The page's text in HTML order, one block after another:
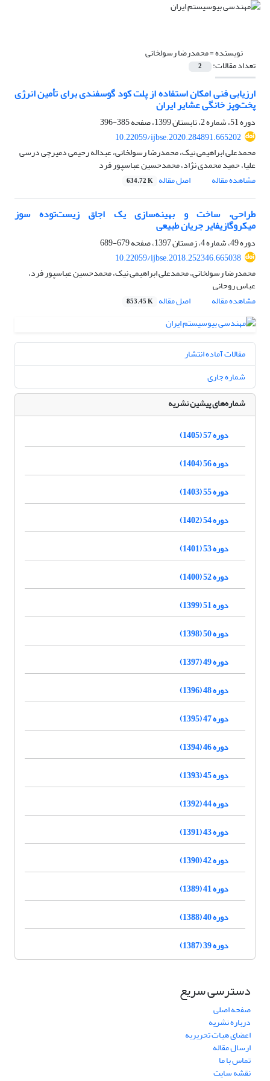
نویسنده =محمدرضا رسولخانی
تعداد مقالات: 2
ارزیابی فنی امکان استفاده از پلت کود گوسفندی برای تأمین انرژی
پخت‌‌وپز خانگی عشایر ایران
دوره 51، شماره 2، تابستان 1399، صفحه
385-396
10.22059/ijbse.2020.284891.665202
محمدعلی ابراهیمی نیک، محمدرضا رسولخانی، عبداله رحیمی دمیرچی درسی
علیا، حمید محمدی نژاد، محمدحسین عباسپور فرد
مشاهده مقاله
اصل مقاله 634.72 K
طراحی، ساخت و بهینه‌سازی یک اجاق زیست‌توده سوز
میکروگازیفایر جریان طبیعی
دوره 49، شماره 4، زمستان 1397، صفحه
679-689
10.22059/ijbse.2018.252346.665038
محمدرضا رسولخانی، محمدعلی ابراهیمی نیک، محمدحسین عباسپور فرد،
عباس روحانی
مشاهده مقاله
اصل مقاله 853.45 K
مقالات آماده انتشار
شماره جاری
شماره‌های پیشین نشریه
دوره 57 (1405)
دوره 56 (1404)
دوره 55 (1403)
دوره 54 (1402)
دوره 53 (1401)
دوره 52 (1400)
دوره 51 (1399)
دوره 50 (1398)
دوره 49 (1397)
دوره 48 (1396)
دوره 47 (1395)
دوره 46 (1394)
دوره 45 (1393)
دوره 44 (1392)
دوره 43 (1391)
دوره 42 (1390)
دوره 41 (1389)
دوره 40 (1388)
دوره 39 (1387)
دسترسی سریع
صفحه اصلی
درباره نشریه
اعضای هیات تحریریه
ارسال مقاله
تماس با ما
نقشه سایت